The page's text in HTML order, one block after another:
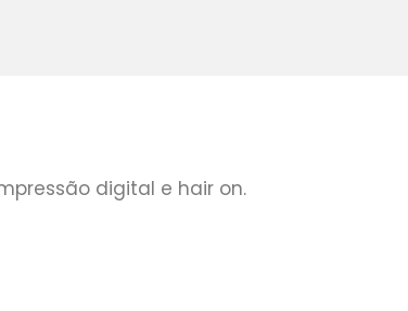
digital e hair on.